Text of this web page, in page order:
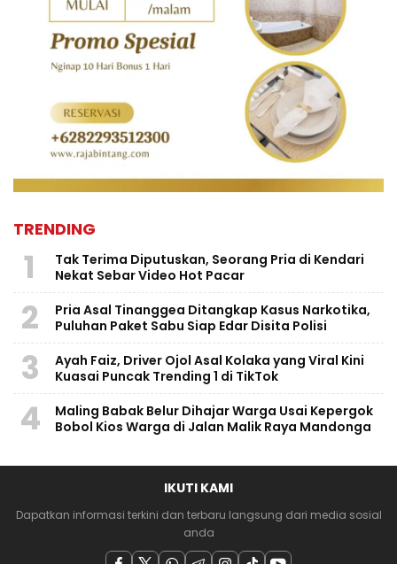
TRENDING
1
Tak Terima Diputuskan, Seorang Pria di Kendari
Nekat Sebar Video Hot Pacar
2
Pria Asal Tinanggea Ditangkap Kasus Narkotika,
Puluhan Paket Sabu Siap Edar Disita Polisi
3
Ayah Faiz, Driver Ojol Asal Kolaka yang Viral Kini
Kuasai Puncak Trending 1 di TikTok
4
Maling Babak Belur Dihajar Warga Usai Kepergok
Bobol Kios Warga di Jalan Malik Raya Mandonga
IKUTI KAMI
Dapatkan informasi terkini dan terbaru langsung dari media sosial
anda